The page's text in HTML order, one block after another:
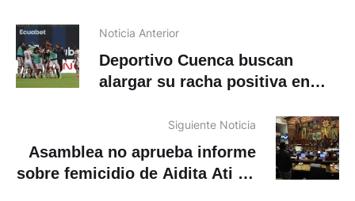
Noticia Anterior
Deportivo Cuenca buscan
alargar su racha positiva en
Siguiente Noticia
Asamblea no aprueba informe
sobre femicidio de Aidita Ati en